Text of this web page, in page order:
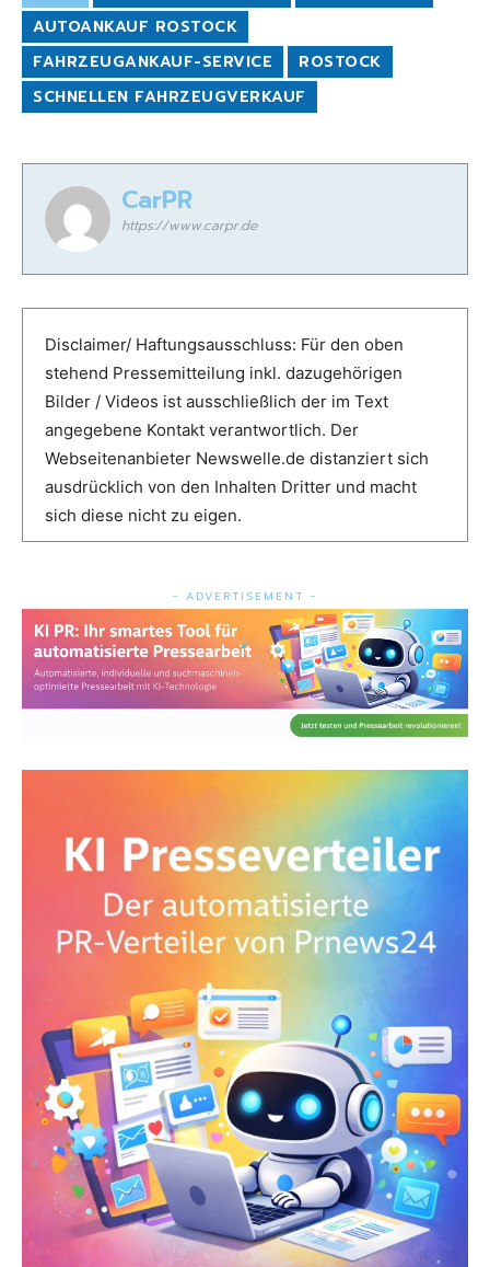
AUTOANKAUF ROSTOCK
FAHRZEUGANKAUF-SERVICE
ROSTOCK
SCHNELLEN FAHRZEUGVERKAUF
CarPR
https://www.carpr.de
Disclaimer/ Haftungsausschluss: Für den oben
stehend Pressemitteilung inkl. dazugehörigen
Bilder / Videos ist ausschließlich der im Text
angegebene Kontakt verantwortlich. Der
Webseitenanbieter Newswelle.de distanziert sich
ausdrücklich von den Inhalten Dritter und macht
sich diese nicht zu eigen.
- ADVERTISEMENT -